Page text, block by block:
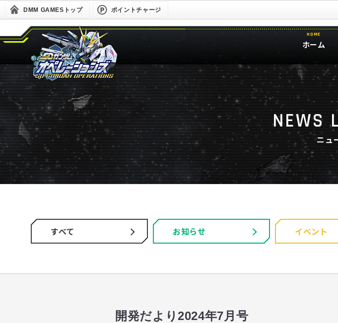
DMM GAMESトップ ポイントチャージ
HOME
ホーム
NEWS
ニュ
すべて お知らせ イベント
開発だより2024年7月号